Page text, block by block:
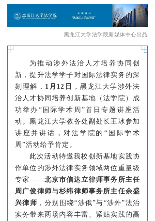
黑龙江大学法学院新媒体中心出品
为推动涉外法治人才培养协同创
新，提升法学学子对国际法律实务的深
刻理解， 1月12日
，黑龙江大学涉外法
治人才协同培养创新基地（法学院）成
功举办“国际学术周”首日专题讲座活
动。黑龙江大学教务处副处长王冰参加
讲座并讲话，对法学院的“国际学术
周”活动给予肯定。
此次活动特邀我校创新基地实践协
作单位的涉外法律实务领域两位重量级
专家——北京市信达立律师事务所主任
周广俊律师与杉纬律师事务所主任余盛
兴律师 ，分别围绕“涉俄”与“涉外”法治
实务带来两场内容丰富、紧贴实践的高